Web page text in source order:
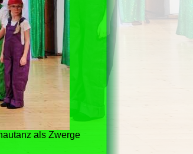
als Zwerge